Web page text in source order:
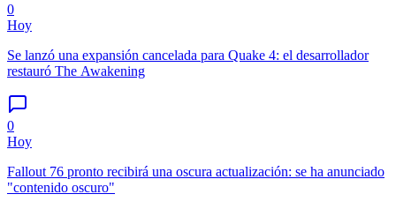
0
Hoy
Se lanzó una expansión cancelada para Quake 4: el desarrollador
restauró The Awakening
0
Hoy
Fallout 76 pronto recibirá una oscura actualización: se ha anunciado
"contenido oscuro"